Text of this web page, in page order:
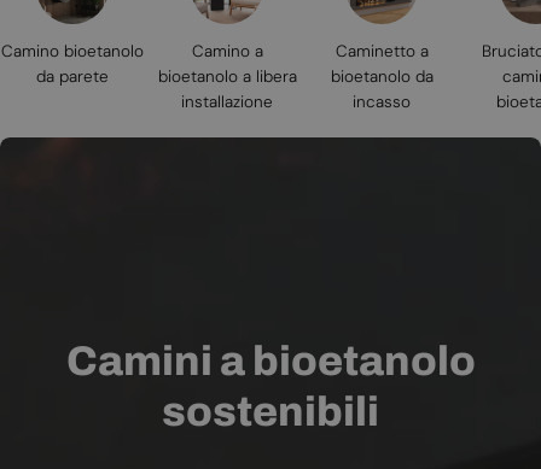
Camino bioetanolo
da parete
Camino a
bioetanolo a libera
installazione
Caminetto a
bioetanolo da
incasso
Camini a bioetanolo
sostenibili